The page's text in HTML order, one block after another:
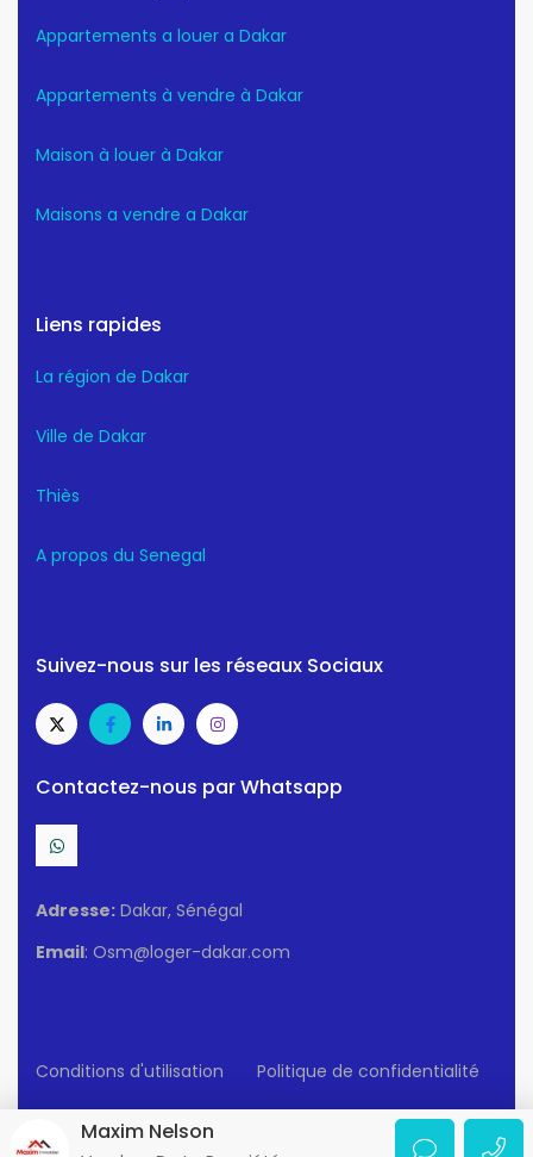
Appartements a louer a Dakar
Appartements à vendre à Dakar
Maison à louer à Dakar
Maisons a vendre a Dakar
Liens rapides
La région de Dakar
Ville de Dakar
Thiès
A propos du Senegal
Suivez-nous sur les réseaux Sociaux
Contactez-nous par Whatsapp
Adresse: Dakar, Sénégal
Email: Osm@loger-dakar.com
Conditions d'utilisation Politique de confidentialité
© 2025 Loger-Dakar. Tous Droits Réservés.
Maxim Nelson